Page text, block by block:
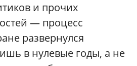
и прочих
— процесс
развернулся
в нулевые годы, а не